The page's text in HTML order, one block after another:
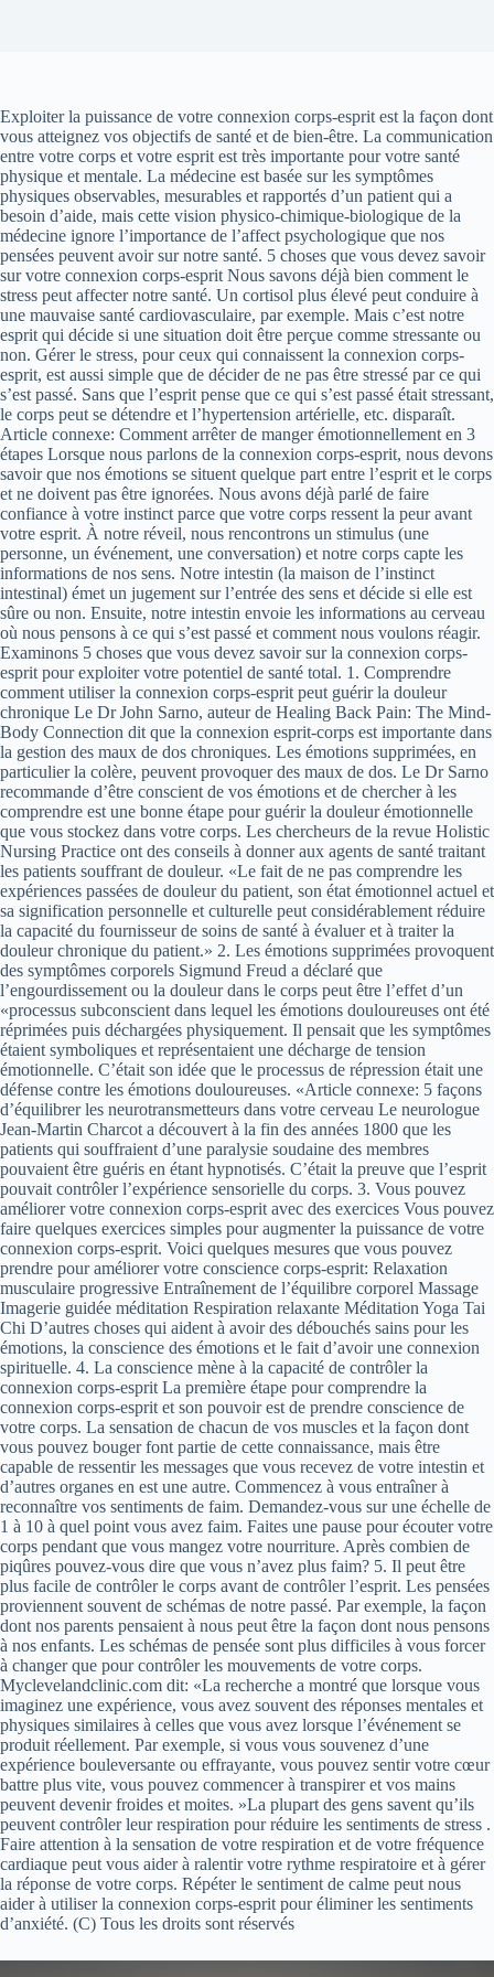
Exploiter la puissance de votre connexion corps-esprit est la façon dont
vous atteignez vos objectifs de santé et de bien-être. La communication
entre votre corps et votre esprit est très importante pour votre santé
physique et mentale. La médecine est basée sur les symptômes
physiques observables, mesurables et rapportés d’un patient qui a
besoin d’aide, mais cette vision physico-chimique-biologique de la
médecine ignore l’importance de l’affect psychologique que nos
pensées peuvent avoir sur notre santé. 5 choses que vous devez savoir
sur votre connexion corps-esprit Nous savons déjà bien comment le
stress peut affecter notre santé. Un cortisol plus élevé peut conduire à
une mauvaise santé cardiovasculaire, par exemple. Mais c’est notre
esprit qui décide si une situation doit être perçue comme stressante ou
non. Gérer le stress, pour ceux qui connaissent la connexion corps-
esprit, est aussi simple que de décider de ne pas être stressé par ce qui
s’est passé. Sans que l’esprit pense que ce qui s’est passé était stressant,
le corps peut se détendre et l’hypertension artérielle, etc. disparaît.
Article connexe: Comment arrêter de manger émotionnellement en 3
étapes Lorsque nous parlons de la connexion corps-esprit, nous devons
savoir que nos émotions se situent quelque part entre l’esprit et le corps
et ne doivent pas être ignorées. Nous avons déjà parlé de faire
confiance à votre instinct parce que votre corps ressent la peur avant
votre esprit. À notre réveil, nous rencontrons un stimulus (une
personne, un événement, une conversation) et notre corps capte les
informations de nos sens. Notre intestin (la maison de l’instinct
intestinal) émet un jugement sur l’entrée des sens et décide si elle est
sûre ou non. Ensuite, notre intestin envoie les informations au cerveau
où nous pensons à ce qui s’est passé et comment nous voulons réagir.
Examinons 5 choses que vous devez savoir sur la connexion corps-
esprit pour exploiter votre potentiel de santé total. 1. Comprendre
comment utiliser la connexion corps-esprit peut guérir la douleur
chronique Le Dr John Sarno, auteur de Healing Back Pain: The Mind-
Body Connection dit que la connexion esprit-corps est importante dans
la gestion des maux de dos chroniques. Les émotions supprimées, en
particulier la colère, peuvent provoquer des maux de dos. Le Dr Sarno
recommande d’être conscient de vos émotions et de chercher à les
comprendre est une bonne étape pour guérir la douleur émotionnelle
que vous stockez dans votre corps. Les chercheurs de la revue Holistic
Nursing Practice ont des conseils à donner aux agents de santé traitant
les patients souffrant de douleur. «Le fait de ne pas comprendre les
expériences passées de douleur du patient, son état émotionnel actuel et
sa signification personnelle et culturelle peut considérablement réduire
la capacité du fournisseur de soins de santé à évaluer et à traiter la
douleur chronique du patient.» 2. Les émotions supprimées provoquent
des symptômes corporels Sigmund Freud a déclaré que
l’engourdissement ou la douleur dans le corps peut être l’effet d’un
«processus subconscient dans lequel les émotions douloureuses ont été
réprimées puis déchargées physiquement. Il pensait que les symptômes
étaient symboliques et représentaient une décharge de tension
émotionnelle. C’était son idée que le processus de répression était une
défense contre les émotions douloureuses. «Article connexe: 5 façons
d’équilibrer les neurotransmetteurs dans votre cerveau Le neurologue
Jean-Martin Charcot a découvert à la fin des années 1800 que les
patients qui souffraient d’une paralysie soudaine des membres
pouvaient être guéris en étant hypnotisés. C’était la preuve que l’esprit
pouvait contrôler l’expérience sensorielle du corps. 3. Vous pouvez
améliorer votre connexion corps-esprit avec des exercices Vous pouvez
faire quelques exercices simples pour augmenter la puissance de votre
connexion corps-esprit. Voici quelques mesures que vous pouvez
prendre pour améliorer votre conscience corps-esprit: Relaxation
musculaire progressive Entraînement de l’équilibre corporel Massage
Imagerie guidée méditation Respiration relaxante Méditation Yoga Tai
Chi D’autres choses qui aident à avoir des débouchés sains pour les
émotions, la conscience des émotions et le fait d’avoir une connexion
spirituelle. 4. La conscience mène à la capacité de contrôler la
connexion corps-esprit La première étape pour comprendre la
connexion corps-esprit et son pouvoir est de prendre conscience de
votre corps. La sensation de chacun de vos muscles et la façon dont
vous pouvez bouger font partie de cette connaissance, mais être
capable de ressentir les messages que vous recevez de votre intestin et
d’autres organes en est une autre. Commencez à vous entraîner à
reconnaître vos sentiments de faim. Demandez-vous sur une échelle de
1 à 10 à quel point vous avez faim. Faites une pause pour écouter votre
corps pendant que vous mangez votre nourriture. Après combien de
piqûres pouvez-vous dire que vous n’avez plus faim? 5. Il peut être
plus facile de contrôler le corps avant de contrôler l’esprit. Les pensées
proviennent souvent de schémas de notre passé. Par exemple, la façon
dont nos parents pensaient à nous peut être la façon dont nous pensons
à nos enfants. Les schémas de pensée sont plus difficiles à vous forcer
à changer que pour contrôler les mouvements de votre corps.
Myclevelandclinic.com dit: «La recherche a montré que lorsque vous
imaginez une expérience, vous avez souvent des réponses mentales et
physiques similaires à celles que vous avez lorsque l’événement se
produit réellement. Par exemple, si vous vous souvenez d’une
expérience bouleversante ou effrayante, vous pouvez sentir votre cœur
battre plus vite, vous pouvez commencer à transpirer et vos mains
peuvent devenir froides et moites. »La plupart des gens savent qu’ils
peuvent contrôler leur respiration pour réduire les sentiments de stress .
Faire attention à la sensation de votre respiration et de votre fréquence
cardiaque peut vous aider à ralentir votre rythme respiratoire et à gérer
la réponse de votre corps. Répéter le sentiment de calme peut nous
aider à utiliser la connexion corps-esprit pour éliminer les sentiments
d’anxiété. (C) Tous les droits sont réservés